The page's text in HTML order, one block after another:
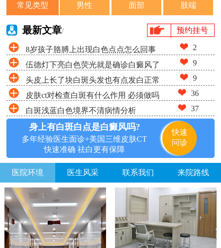
常见类型 男性 面部 肢端
最新文章/ 预约挂号
8岁孩子胳膊上出现白色点点怎么回事 2
伍德灯下亮白色荧光就是确诊白癜风了
吗
9
头皮上长了块白斑头发也有点发白正常
吗
9
皮肤ct对检查白斑有什么作用 必须做吗 36
白斑浅蓝白色境界不清病情分析 37
身上有白斑白点是白癜风吗?
多年经验医生面诊+美国三维皮肤CT
快速准确 祛白更有保障
快速
问诊
医院环境 医生风采 联系我们 来院路线